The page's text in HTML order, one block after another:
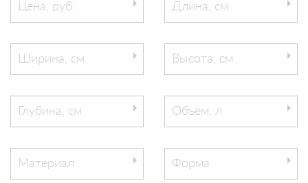
Цена, руб: Длина, см
Ширина, см Высота, см
Глубина, см Объем, л
Материал Форма